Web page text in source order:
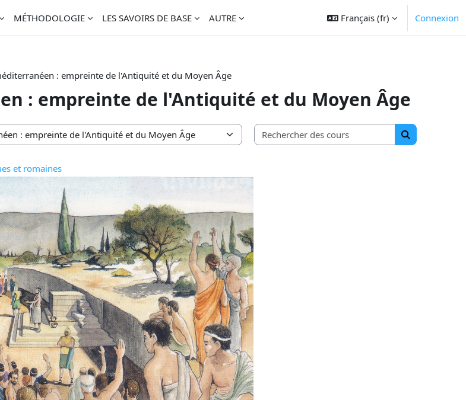
MÉTHODOLOGIE LES SAVOIRS DE BASE AUTRE Français ‎(fr)‎ Connexion
: empreinte de l'Antiquité et du Moyen Âge
: empreinte de l'Antiquité et du Moyen Âge
Rechercher des
Rechercher
et romaines